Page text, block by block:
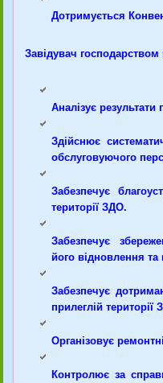
Дотримується
Завідувач господарством
Аналізує
Здійснює
обслуговуючого
Забезпечує
території ЗДО.
Забезпечує
його відновлення
Забезпечує
прилеглій території
Організовує
Контролює за